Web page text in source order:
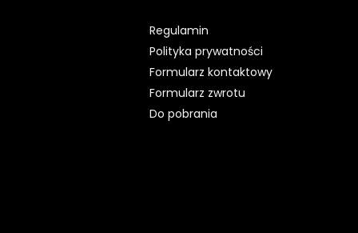
Regulamin
Polityka prywatności
Formularz kontaktowy
Formularz zwrotu
Do pobrania